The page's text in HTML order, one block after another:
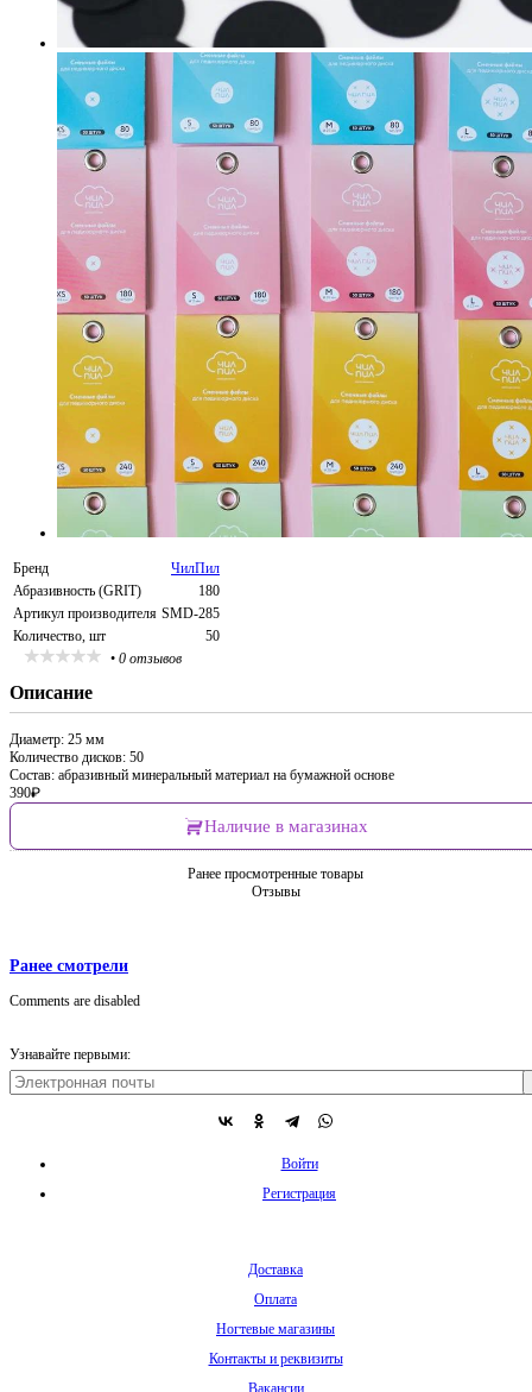
Бренд
ЧилПил
Абразивность (GRIT)
180
Артикул производителя SMD-285
Количество, шт
50
• 0 отзывов
Описание
Диаметр: 25 мм
Количество дисков: 50
Состав: абразивный минеральный материал на бумажной основе
390₽
Наличие в магазинах
Ранее просмотренные товары
Отзывы
Ранее смотрели
Comments are disabled
Узнавайте первыми:
Войти
Регистрация
Доставка
Оплата
Ногтевые магазины
Контакты и реквизиты
Вакансии